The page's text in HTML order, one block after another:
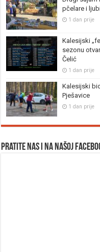
pčelare i
1 dan prije
Kalesijski
sezonu
Čelić
1 dan prije
Kalesijski
Pješavice
1 dan prije
Pratite nas i na našoj